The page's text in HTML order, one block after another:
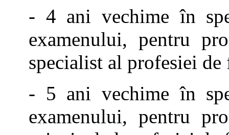
- 4 ani vechime în
examenului, pentru
specialist al profesiei
- 5 ani vechime în
examenului, pentru